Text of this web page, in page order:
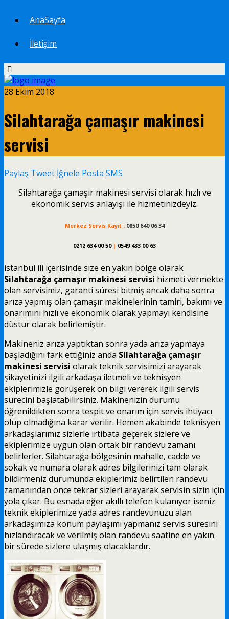
AnaSayfa
İletişim
28 Ekim 2018
Silahtarağa çamaşır makinesi
servisi
Paylaş Tweet İğnele Posta SMS
Silahtarağa çamaşır makinesi servisi olarak hızlı ve
ekonomik servis anlayışı ile hizmetinizdeyiz.
Merkez Servis Kayıt : 0850 640 06 34
0212 634 00 50 | 0549 433 00 63
istanbul ili içerisinde size en yakın bölge olarak
Silahtarağa çamaşır makinesi servisi hizmeti vermekte
olan servisimiz, garanti süresi bitmiş ancak daha sonra
arıza yapmış olan çamaşır makinelerinin tamiri, bakımı ve
onarımını hızlı ve ekonomik olarak yapmayı kendisine
düstur olarak belirlemiştir.
Makineniz arıza yaptıktan sonra yada arıza yapmaya
başladığını fark ettiğiniz anda Silahtarağa çamaşır
makinesi servisi olarak teknik servisimizi arayarak
şikayetinizi ilgili arkadaşa iletmeli ve teknisyen
ekiplerimizle görüşerek ön bilgi vererek ilgili servis
sürecini başlatabilirsiniz. Makinenizin durumu
öğrenildikten sonra tespit ve onarım için servis ihtiyacı
olup olmadığına karar verilir. Hemen akabinde teknisyen
arkadaşlarımız sizlerle irtibata geçerek sizlere ve
ekiplerimize uygun olan ortak bir randevu zamanı
belirlerler. Silahtarağa bölgesinin mahalle, cadde ve
sokak ve numara olarak adres bilgilerinizi tam olarak
bildirmeniz durumunda ekiplerimiz belirtilen randevu
zamanından önce tekrar sizleri arayarak servisin sizin için
yola çıkar. Bu esnada eğer akıllı telefon kulanıyor iseniz
teknik ekiplerimize yada adres randevunuzu alan
arkadaşımıza konum paylaşımı yapmanız servis süresini
hızlandıracak ve verilmiş olan randevu saatine en yakın
bir sürede sizlere ulaşmış olacaklardır.